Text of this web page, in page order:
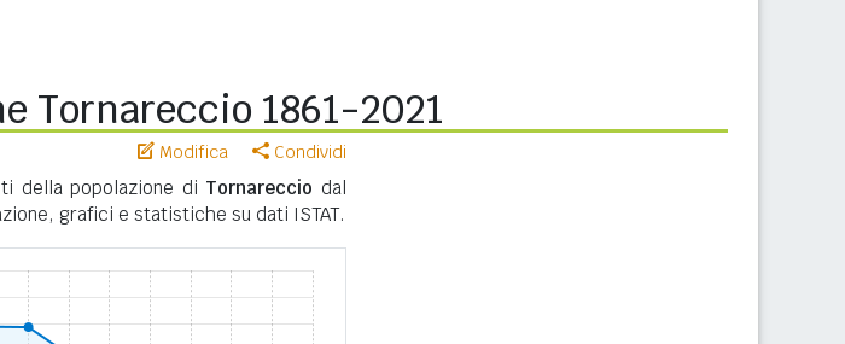
Tornareccio 1861-2021
Modifica Condividi
della popolazione di Tornareccio dal
grafici e statistiche su dati ISTAT.